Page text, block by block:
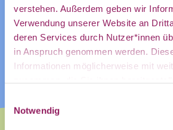
verstehen. Außerdem geben wir
Verwendung unserer Website an
deren Services durch Nutzer*innen
in Anspruch genommen werden.
Informationen möglicherweise mit
haben.
Notwendig
mein